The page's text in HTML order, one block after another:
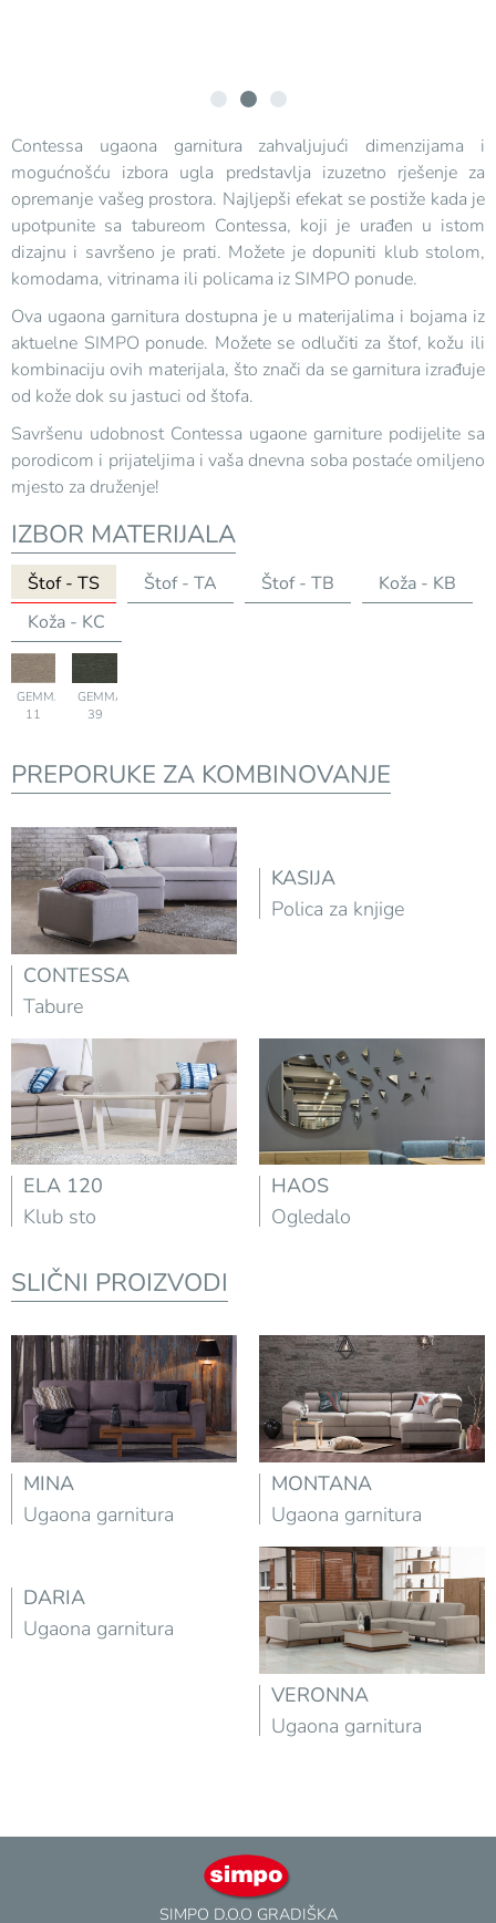
Contessa ugaona garnitura zahvaljujući dimenzijama i
mogućnošću izbora ugla predstavlja izuzetno rješenje za
opremanje vašeg prostora. Najljepši efekat se postiže kada je
upotpunite sa tabureom Contessa, koji je urađen u istom
dizajnu i savršeno je prati. Možete je dopuniti klub stolom,
komodama, vitrinama ili policama iz SIMPO ponude.
Ova ugaona garnitura dostupna je u materijalima i bojama iz
aktuelne SIMPO ponude. Možete se odlučiti za štof, kožu ili
kombinaciju ovih materijala, što znači da se garnitura izrađuje
od kože dok su jastuci od štofa.
Savršenu udobnost Contessa ugaone garniture podijelite sa
porodicom i prijateljima i vaša dnevna soba postaće omiljeno
mjesto za druženje!
IZBOR MATERIJALA
Štof - TS Štof - TA Štof - TB
Koža - KB
Koža - KC
GEMMA-
11
GEMMA-
39
PREPORUKE ZA KOMBINOVANJE
CONTESSA
Tabure
KASIJA
Polica za knjige
ELA 120
Klub sto
HAOS
Ogledalo
SLIČNI PROIZVODI
MINA
Ugaona garnitura
MONTANA
Ugaona garnitura
DARIA
Ugaona garnitura
VERONNA
Ugaona garnitura
SIMPO D.O.O GRADIŠKA